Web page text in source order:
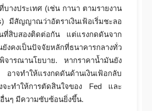
างประเทศ (เช่น กานา ตามรายงาน
มีสัญญาณว่าอัตราเงินเฟ้อเริ่มชะลอ
นที่สิบสองติดต่อกัน แต่แรงกดดันจาก
งคงเป็นปัจจัยหลักที่ธนาคารกลางทั่ว
พิจารณานโยบาย. หากราคาน้ำมันยัง
าจทำให้แรงกดดันด้านเงินเฟ้อกลับ
ะทำให้การตัดสินใจของ Fed และ
นๆ มีความซับซ้อนยิ่งขึ้น.